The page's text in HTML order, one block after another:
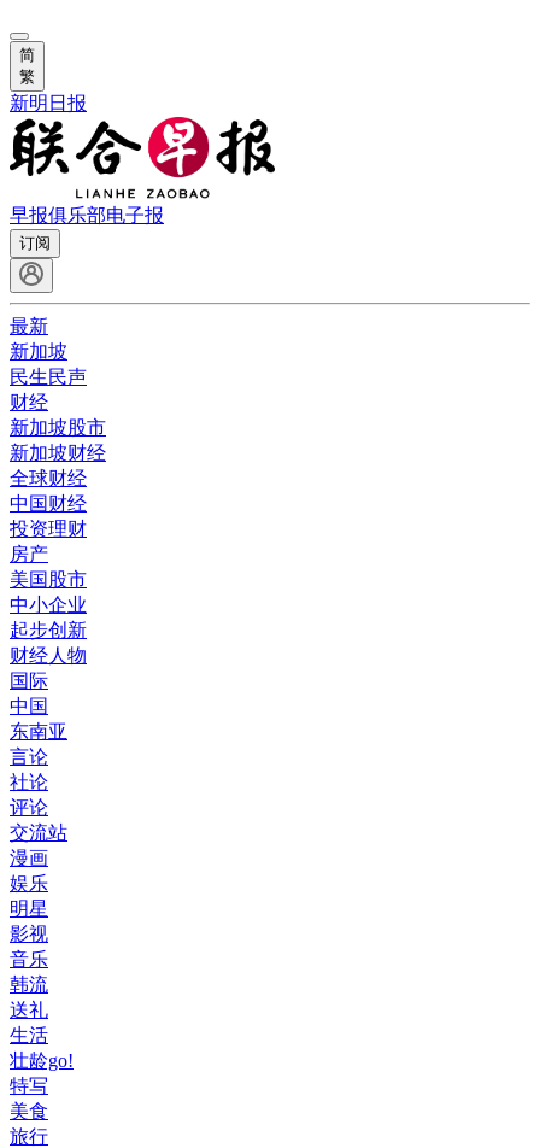
简
繁
新明日报
早报俱乐部电子报
订阅
最新
新加坡
民生民声
财经
新加坡股市
新加坡财经
全球财经
中国财经
投资理财
房产
美国股市
中小企业
起步创新
财经人物
国际
中国
东南亚
言论
社论
评论
交流站
漫画
娱乐
明星
影视
音乐
韩流
送礼
生活
壮龄go!
特写
美食
旅行